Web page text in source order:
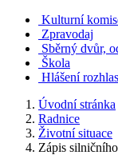
Kulturní
Zpravodaj
Sběrný dvůr,
Škola
Hlášení
Úvodní stránka
Radnice
Životní situace
Zápis